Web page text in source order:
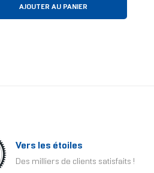
AJOUTER AU PANIER
Vers les étoiles
Des milliers de clients satisfaits !